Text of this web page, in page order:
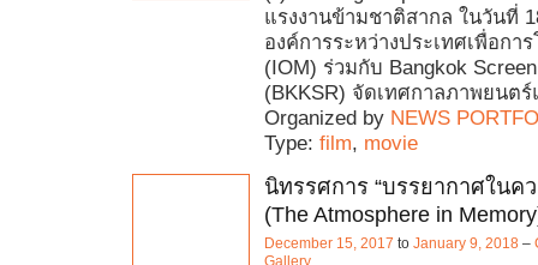
แรงงานข้ามชาติสากล ในวันที่
องค์การระหว่างประเทศเพื่อกา
(IOM) ร่วมกับ Bangkok
(BKKSR) จัดเทศกาลภาพยนตร์
Organized by NEWS
Type: film, movie
นิทรรศการ “บรรยากาศในค
(The Atmosphere in
December 15, 2017 to January 9, 2018 –